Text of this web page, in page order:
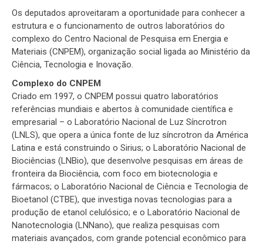
Os deputados aproveitaram a oportunidade para conhecer a
estrutura e o funcionamento de outros laboratórios do
complexo do Centro Nacional de Pesquisa em Energia e
Materiais (CNPEM), organização social ligada ao Ministério da
Ciência, Tecnologia e Inovação.
Complexo do CNPEM
Criado em 1997, o CNPEM possui quatro laboratórios
referências mundiais e abertos à comunidade científica e
empresarial – o Laboratório Nacional de Luz Síncrotron
(LNLS), que opera a única fonte de luz síncrotron da América
Latina e está construindo o Sirius; o Laboratório Nacional de
Biociências (LNBio), que desenvolve pesquisas em áreas de
fronteira da Biociência, com foco em biotecnologia e
fármacos; o Laboratório Nacional de Ciência e Tecnologia de
Bioetanol (CTBE), que investiga novas tecnologias para a
produção de etanol celulósico; e o Laboratório Nacional de
Nanotecnologia (LNNano), que realiza pesquisas com
materiais avançados, com grande potencial econômico para